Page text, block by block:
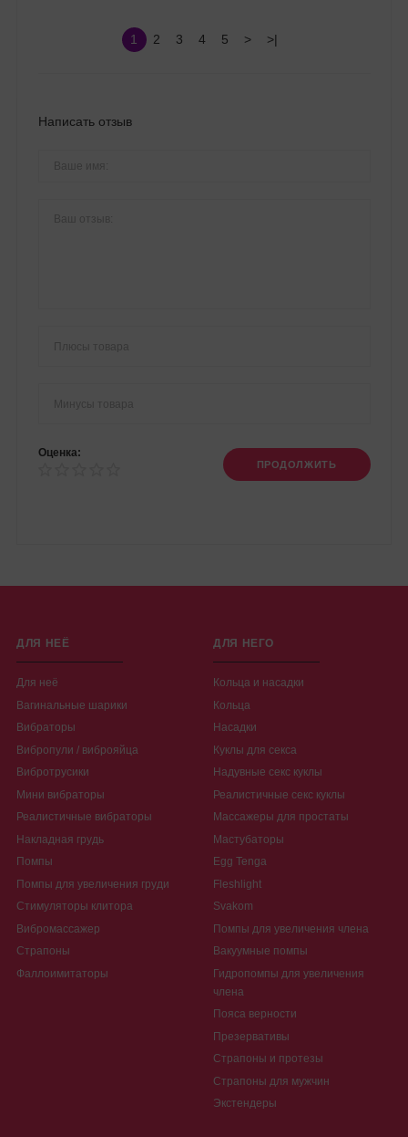
1 2 3 4 5 > >|
Написать отзыв
Оценка:
ПРОДОЛЖИТЬ
ДЛЯ НЕЁ
Для неё
Вагинальные шарики
Вибраторы
Вибропули / виброяйца
Вибротрусики
Мини вибраторы
Реалистичные вибраторы
Накладная грудь
Помпы
Помпы для увеличения груди
Стимуляторы клитора
Вибромассажер
Страпоны
Фаллоимитаторы
ДЛЯ НЕГО
Кольца и насадки
Кольца
Насадки
Куклы для секса
Надувные секс куклы
Реалистичные секс куклы
Массажеры для простаты
Мастубаторы
Egg Tenga
Fleshlight
Svakom
Помпы для увеличения члена
Вакуумные помпы
Гидропомпы для увеличения
члена
Пояса верности
Презервативы
Страпоны и протезы
Страпоны для мужчин
Экстендеры